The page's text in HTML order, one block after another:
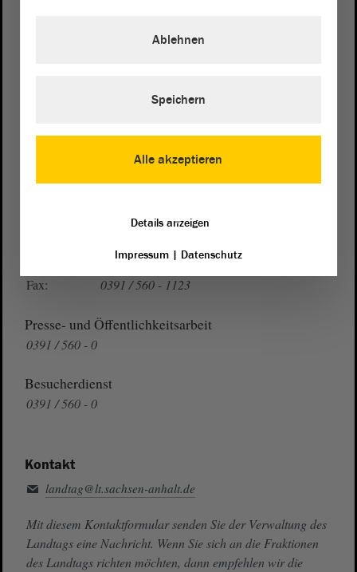
von Sachsen-Anhalt
0391 / 560 - 0
Fax:
0391 / 560 - 1123
Presse- und Öffentlichkeitsarbeit
0391 / 560 - 0
Besucherdienst
0391 / 560 - 0
Kontakt
landtag@lt.sachsen-anhalt.de
Mit diesem Kontaktformular senden Sie der Verwaltung des
Landtags eine Nachricht. Wenn Sie sich an die Fraktionen
des Landtags richten möchten, dann empfehlen wir die
Alle akzeptieren
Ablehnen
Speichern
Details anzeigen
Impressum| Datenschutz